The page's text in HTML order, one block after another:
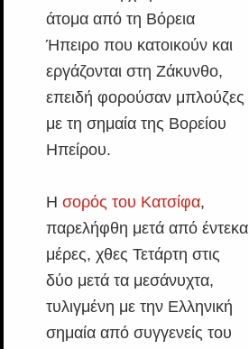
άτομα από τη Βόρεια
Ήπειρο που κατοικούν και
εργάζονται στη Ζάκυνθο,
επειδή φορούσαν μπλούζες
με τη σημαία της Βορείου
Ηπείρου.
Η σορός του Κατσίφα,
παρελήφθη μετά από έντεκα
μέρες, χθες Τετάρτη στις
δύο μετά τα μεσάνυχτα,
τυλιγμένη με την Ελληνική
σημαία από συγγενείς του